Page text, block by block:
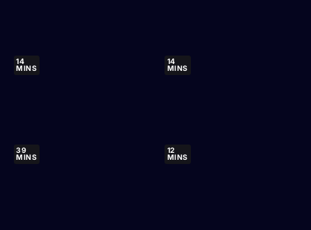
14
MINS
14
MINS
39
MINS
12
MINS